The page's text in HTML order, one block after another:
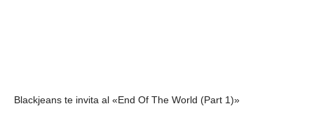
Blackjeans te invita al «End Of The World (Part 1)»